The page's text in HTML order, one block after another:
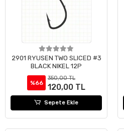
2901 RYUSEN TWO SLICED #3
BLACK NIKEL 12P
%66
350,00 TL
120,00 TL
Sepete Ekle